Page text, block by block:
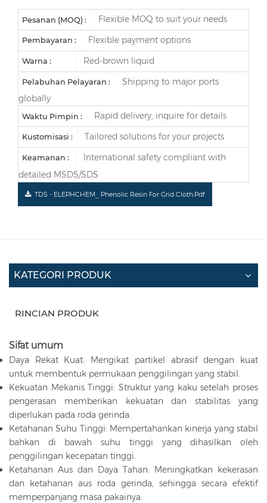
Pesanan (MOQ) : Flexible MOQ to suit your needs
Pembayaran : Flexible payment options
Warna : Red-brown liquid
Pelabuhan Pelayaran :
Shipping to major ports
globally
Waktu Pimpin : Rapid delivery, inquire for details
Kustomisasi : Tailored solutions for your projects
Keamanan :
International safety compliant with
detailed MSDS/SDS
TDS - ELEPHCHEM_ Phenolic Resin For Grid Cloth.pdf
KATEGORI PRODUK
RINCIAN PRODUK
Sifat umum
Daya Rekat Kuat: Mengikat partikel abrasif dengan kuat
untuk membentuk permukaan penggilingan yang stabil.
Kekuatan Mekanis Tinggi: Struktur yang kaku setelah proses
pengerasan memberikan kekuatan dan stabilitas yang
diperlukan pada roda gerinda.
Ketahanan Suhu Tinggi: Mempertahankan kinerja yang stabil
bahkan di bawah suhu tinggi yang dihasilkan oleh
penggilingan kecepatan tinggi.
Ketahanan Aus dan Daya Tahan: Meningkatkan kekerasan
dan ketahanan aus roda gerinda, sehingga secara efektif
memperpanjang masa pakainya.